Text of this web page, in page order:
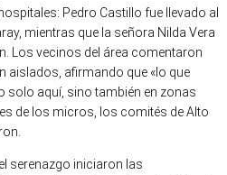
Pedro Castillo fue llevado al
mientras que la señora Nilda Vera
Los vecinos del área comentaron
aislados, afirmando que «lo que
solo aquí, sino también en zonas
de los micros, los comités de Alto
serenazgo iniciaron las